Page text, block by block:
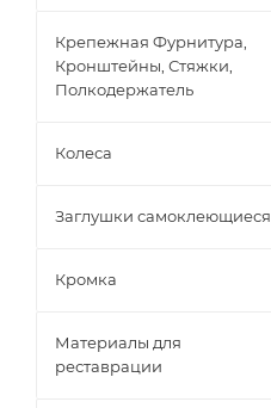
Крепежная Фурнитура,
Кронштейны, Стяжки,
Полкодержатель
Колеса
Заглушки самоклеющиеся
Кромка
Материалы для
реставрации